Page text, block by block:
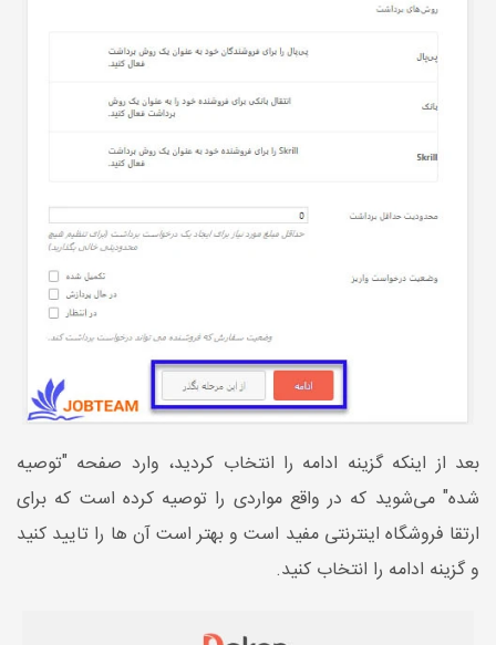
بعد از اینکه گزینه ادامه را انتخاب کردید، وارد صفحه "توصیه
شده" می‌شوید که در واقع مواردی را توصیه کرده است که برای
ارتقا فروشگاه اینترنتی مفید است و بهتر است آن ها را تایید کنید
و گزینه ادامه را انتخاب کنید.